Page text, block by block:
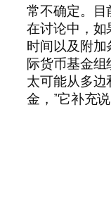
常不确定。目
在讨论中，
时间以及附
际货币基金
太可能从多
金，”它补充说